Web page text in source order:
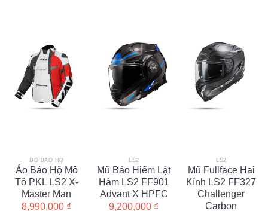
ĐỒ BẢO HỘ
Áo Bảo Hộ Mô
Tô PKL LS2 X-
Master Man
8,990,000 ₫
LS2
Mũ Bảo Hiểm Lật
Hàm LS2 FF901
Advant X HPFC
9,200,000 ₫
LS2
Mũ Fullface Hai
Kính LS2 FF327
Challenger
Carbon